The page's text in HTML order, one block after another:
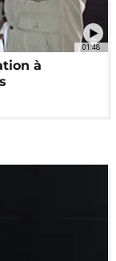
01:48
à